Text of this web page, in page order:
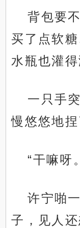
背包要
买了点软
水瓶也灌
一只手
慢悠悠地捏
“干嘛呀
许宁啪
子，见人